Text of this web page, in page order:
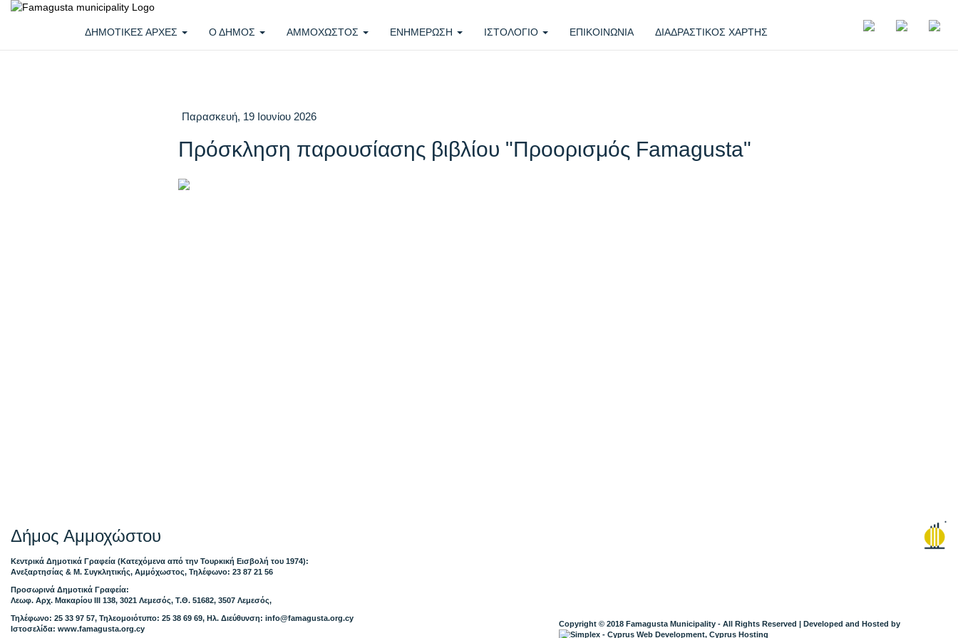
ΔΗΜΟΤΙΚΕΣ ΑΡΧΕΣ Ο ΔΗΜΟΣ ΑΜΜΟΧΩΣΤΟΣ ΕΝΗΜΕΡΩΣΗ ΙΣΤΟΛΟΓΙΟ ΕΠΙΚΟΙΝΩΝΙΑ ΔΙΑΔΡΑΣΤΙΚΟΣ ΧΑΡΤΗΣ
Παρασκευή, 19 Ιουνίου 2026
Πρόσκληση παρουσίασης βιβλίου "Προορισμός Famagusta"
Δήμος Αμμοχώστου
Κεντρικά Δημοτικά Γραφεία (Κατεχόμενα από την Τουρκική Εισβολή του 1974):
Ανεξαρτησίας & Μ. Συγκλητικής, Αμμόχωστος, Τηλέφωνο: 23 87 21 56
Προσωρινά Δημοτικά Γραφεία:
Λεωφ. Αρχ. Μακαρίου ΙΙΙ 138, 3021 Λεμεσός, Τ.Θ. 51682, 3507 Λεμεσός,
Τηλέφωνο: 25 33 97 57, Τηλεομοιότυπο: 25 38 69 69, Ηλ. Διεύθυνση: info@famagusta.org.cy
Ιστοσελίδα: www.famagusta.org.cy
Copyright © 2018 Famagusta Municipality - All Rights Reserved | Developed and Hosted by